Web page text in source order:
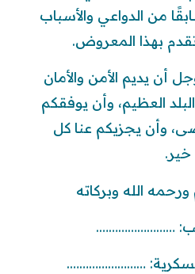
من الدواعي والأسباب
بهذا المعروض.
أن يديم الأمن والأمان
العظيم، وأن يوفقكم
وأن يجزيكم عنا كل
خير.
الله وبركاته
…………………….
…………………….